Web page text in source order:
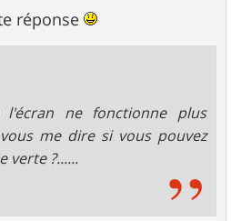
réponse
ne fonctionne plus
me dire si vous pouvez
verte ?......